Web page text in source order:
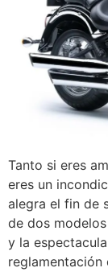
Tanto si eres
eres un
alegra el fin de
de dos
y la
reglamentación